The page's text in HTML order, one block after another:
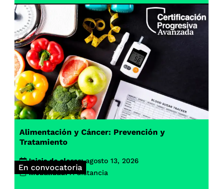
En convocatoria
Alimentación y Cáncer: Prevención y
Tratamiento
Inicio de clases: agosto 13, 2026
Modalidad: A distancia